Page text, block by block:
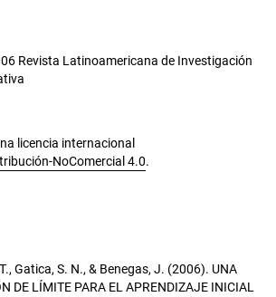
Revista Latinoamericana de Investigación
licencia internacional
NoComercial 4.0.
Gatica, S. N., & Benegas, J. (2006). UNA
DE LÍMITE PARA EL APRENDIZAJE INICIAL